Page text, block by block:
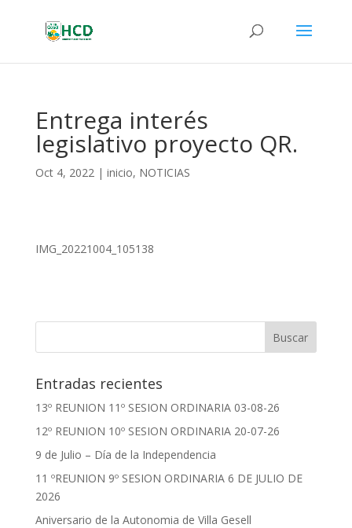
Entrega interés
legislativo proyecto QR.
Oct 4, 2022| inicio, NOTICIAS
IMG_20221004_105138
Entradas recientes
13º REUNION 11º SESION ORDINARIA 03-08-26
12º REUNION 10º SESION ORDINARIA 20-07-26
9 de Julio – Día de la Independencia
11 ºREUNION 9º SESION ORDINARIA 6 DE JULIO DE
2026
Aniversario de la Autonomia de Villa Gesell